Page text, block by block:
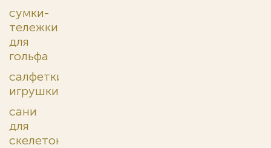
сумки-
тележки
для
гольфа
салфетки-
игрушки
сани
для
скелетона